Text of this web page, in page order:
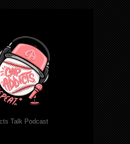
Talk Podcast